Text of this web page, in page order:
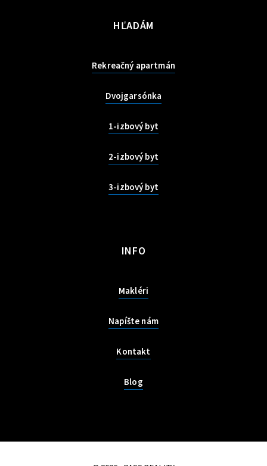
HĽADÁM
Rekreačný apartmán
Dvojgarsónka
1-izbový byt
2-izbový byt
3-izbový byt
INFO
Makléri
Napíšte nám
Kontakt
Blog